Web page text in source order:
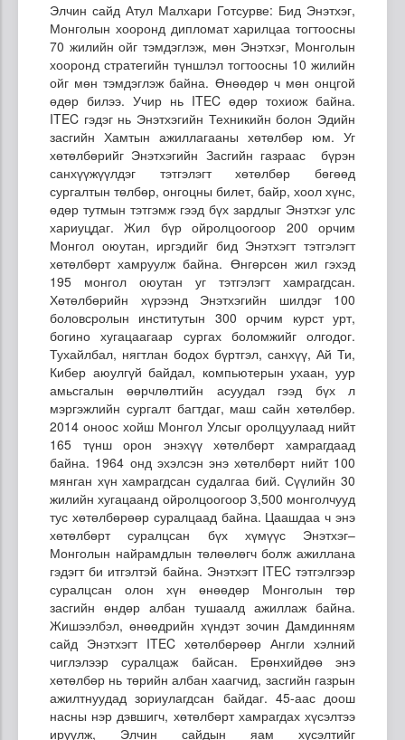
Элчин сайд Атул Малхари Готсурве: Бид Энэтхэг,
Монголын хооронд дипломат харилцаа тогтоосны
70 жилийн ойг тэмдэглэж, мөн Энэтхэг, Монголын
хооронд стратегийн түншлэл тогтоосны 10 жилийн
ойг мөн тэмдэглэж байна. Өнөөдөр ч мөн онцгой
өдөр билээ. Учир нь ITEC өдөр тохиож байна.
ITEC гэдэг нь Энэтхэгийн Техникийн болон Эдийн
засгийн Хамтын ажиллагааны хөтөлбөр юм. Уг
хөтөлбөрийг Энэтхэгийн Засгийн газраас бүрэн
санхүүжүүлдэг тэтгэлэгт хөтөлбөр бөгөөд
сургалтын төлбөр, онгоцны билет, байр, хоол хүнс,
өдөр тутмын тэтгэмж гээд бүх зардлыг Энэтхэг улс
хариуцдаг. Жил бүр ойролцоогоор 200 орчим
Монгол оюутан, иргэдийг бид Энэтхэгт тэтгэлэгт
хөтөлбөрт хамруулж байна. Өнгөрсөн жил гэхэд
195 монгол оюутан уг тэтгэлэгт хамрагдсан.
Хөтөлбөрийн хүрээнд Энэтхэгийн шилдэг 100
боловсролын институтын 300 орчим курст урт,
богино хугацаагаар сургах боломжийг олгодог.
Тухайлбал, нягтлан бодох бүртгэл, санхүү, Ай Ти,
Кибер аюулгүй байдал, компьютерын ухаан, уур
амьсгалын өөрчлөлтийн асуудал гээд бүх л
мэргэжлийн сургалт багтдаг, маш сайн хөтөлбөр.
2014 оноос хойш Монгол Улсыг оролцуулаад нийт
165 түнш орон энэхүү хөтөлбөрт хамрагдаад
байна. 1964 онд эхэлсэн энэ хөтөлбөрт нийт 100
мянган хүн хамрагдсан судалгаа бий. Сүүлийн 30
жилийн хугацаанд ойролцоогоор 3,500 монголчууд
тус хөтөлбөрөөр суралцаад байна. Цаашдаа ч энэ
хөтөлбөрт суралцсан бүх хүмүүс Энэтхэг–
Монголын найрамдлын төлөөлөгч болж ажиллана
гэдэгт би итгэлтэй байна. Энэтхэгт ITEC тэтгэлгээр
суралцсан олон хүн өнөөдөр Монголын төр
засгийн өндөр албан тушаалд ажиллаж байна.
Жишээлбэл, өнөөдрийн хүндэт зочин Дамдинням
сайд Энэтхэгт ITEC хөтөлбөрөөр Англи хэлний
чиглэлээр суралцаж байсан. Ерөнхийдөө энэ
хөтөлбөр нь төрийн албан хаагчид, засгийн газрын
ажилтнуудад зориулагдсан байдаг. 45-аас доош
насны нэр дэвшигч, хөтөлбөрт хамрагдах хүсэлтээ
ирүүлж, Элчин сайдын яам хүсэлтийг